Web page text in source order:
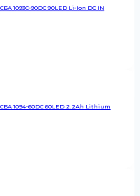
1093С-90DC 90LED Li-Ion DC IN
1094-60DC 60LED 2.2Ah Lithium